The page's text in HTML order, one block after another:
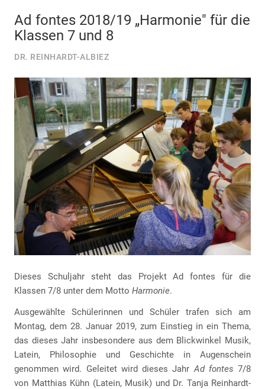
Ad fontes 2018/19 „Harmonie" für die
Klassen 7 und 8
DR. REINHARDT-ALBIEZ
Dieses Schuljahr steht das Projekt Ad fontes für die
Klassen 7/8 unter dem Motto Harmonie.
Ausgewählte Schülerinnen und Schüler trafen sich am
Montag, dem 28. Januar 2019, zum Einstieg in ein Thema,
das dieses Jahr insbesondere aus dem Blickwinkel Musik,
Latein, Philosophie und Geschichte in Augenschein
genommen wird. Geleitet wird dieses JahrAd fontes 7/8
von Matthias Kühn (Latein, Musik) und Dr. Tanja Reinhardt-